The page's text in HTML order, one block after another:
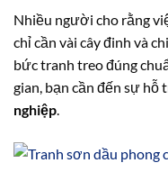
Nhiều người cho rằng
chỉ cần vài cây đinh và
bức tranh treo đúng
gian, bạn cần đến sự hỗ
nghiệp.